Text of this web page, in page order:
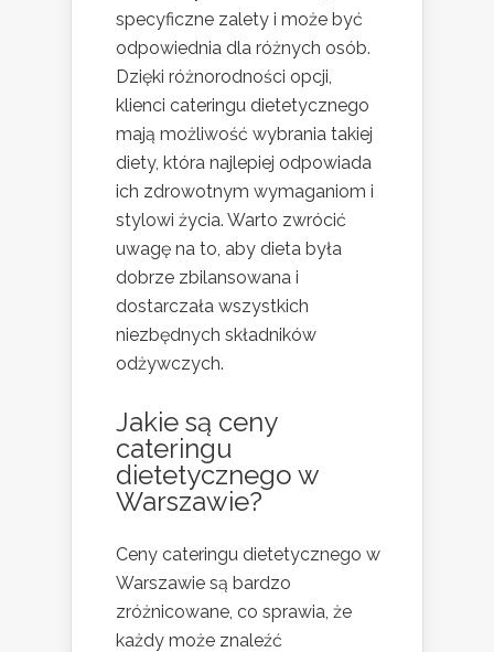
specyficzne zalety i może być
odpowiednia dla różnych osób.
Dzięki różnorodności opcji,
klienci cateringu dietetycznego
mają możliwość wybrania takiej
diety, która najlepiej odpowiada
ich zdrowotnym wymaganiom i
stylowi życia. Warto zwrócić
uwagę na to, aby dieta była
dobrze zbilansowana i
dostarczała wszystkich
niezbędnych składników
odżywczych.
Jakie są ceny
cateringu
dietetycznego w
Warszawie?
Ceny cateringu dietetycznego w
Warszawie są bardzo
zróżnicowane, co sprawia, że
każdy może znaleźć